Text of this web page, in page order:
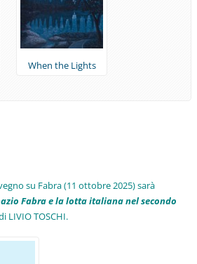
When the Lights
su Fabra (11 ottobre 2025) sarà
Fabra e la lotta italiana nel secondo
LIVIO TOSCHI.